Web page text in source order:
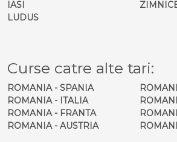
IASI
LUDUS
Curse catre alte tari:
ROMANIA - SPANIA
ROMANIA - ITALIA
ROMANIA - FRANTA
ROMANIA - AUSTRIA